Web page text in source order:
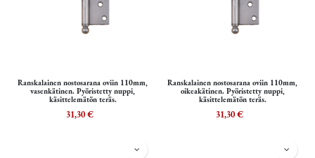
Ranskalainen nostosarana oviin 110mm,
vasenkätinen. Pyöristetty nuppi,
käsittelemätön teräs.
31,30€
Ranskalainen nostosarana oviin 110mm,
oikeakätinen. Pyöristetty nuppi,
käsittelemätön teräs.
31,30€